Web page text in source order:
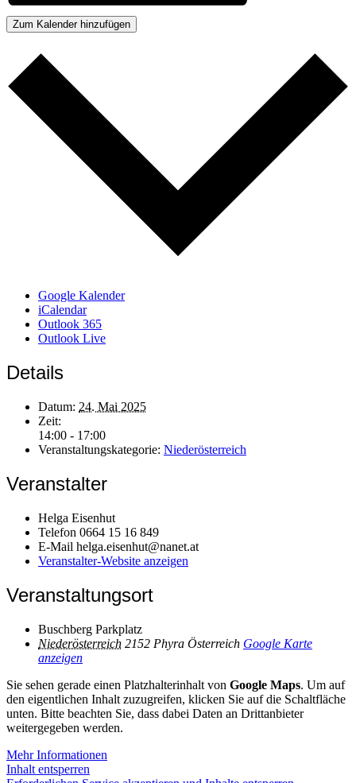
Zum Kalender hinzufügen
Google Kalender
iCalendar
Outlook 365
Outlook Live
Details
Datum: 24. Mai 2025
Zeit:
14:00 - 17:00
Veranstaltungskategorie: Niederösterreich
Veranstalter
Helga Eisenhut
Telefon 0664 15 16 849
E-Mail helga.eisenhut@nanet.at
Veranstalter-Website anzeigen
Veranstaltungsort
Buschberg Parkplatz
Niederösterreich 2152 Phyra Österreich Google Karte
anzeigen
Sie sehen gerade einen Platzhalterinhalt von Google Maps. Um auf
den eigentlichen Inhalt zuzugreifen, klicken Sie auf die Schaltfläche
unten. Bitte beachten Sie, dass dabei Daten an Drittanbieter
weitergegeben werden.
Mehr Informationen
Inhalt entsperren